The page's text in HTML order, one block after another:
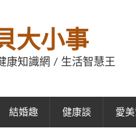
大小事
康知識網 / 生活智慧王
結婚趣 健康談 愛